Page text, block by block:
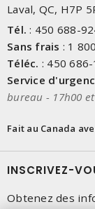
Laval, QC, H7P
Tél. : 450 688-
Sans frais : 1
Téléc. : 450
Service
bureau - 17h00
Fait au Canada
INSCRIVEZ-
Obtenez des